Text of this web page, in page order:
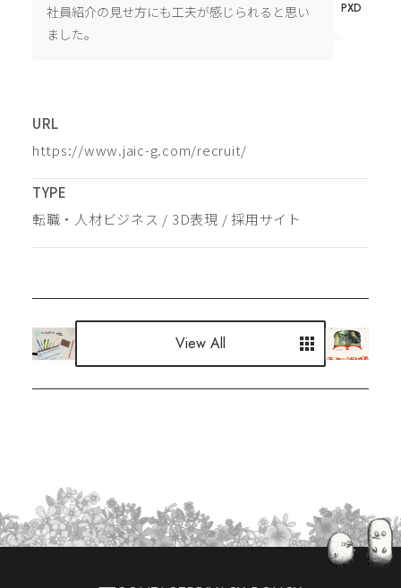
社員紹介の見せ方にも工夫が感じられると思い
ました。
PXD
URL
https://www.jaic-g.com/recruit/
TYPE
転職・人材ビジネス / 3D表現 / 採用サイト
View All
View All